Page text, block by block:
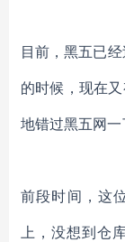
目前，黑五已
的时候，现在
地错过黑五网
前段时间，这
上，没想到仓